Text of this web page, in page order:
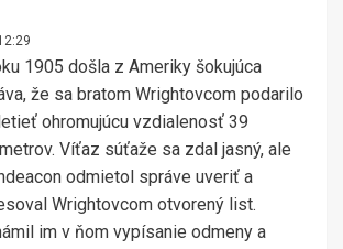
1905 došla z Ameriky šokujúca
že sa bratom Wrightovcom podarilo
ohromujúcu vzdialenosť 39
Víťaz súťaže sa zdal jasný, ale
odmietol správe uveriť a
Wrightovcom otvorený list.
im v ňom vypísanie odmeny a